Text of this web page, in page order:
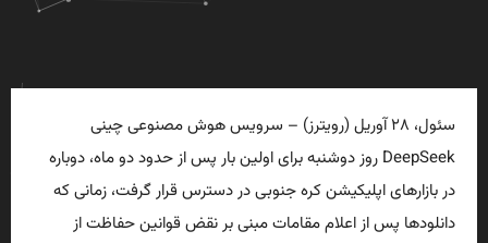
سئول، ۲۸ آوریل (رویترز) – سرویس هوش مصنوعی چینی
DeepSeek روز دوشنبه برای اولین بار پس از حدود دو ماه، دوباره
در بازارهای اپلیکیشن کره جنوبی در دسترس قرار گرفت، زمانی که
دانلودها پس از اعلام مقامات مبنی بر نقض قوانین حفاظت از